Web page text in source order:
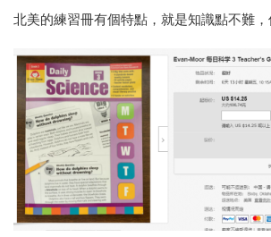
北美的練習冊有個特點，就是知識點不難，